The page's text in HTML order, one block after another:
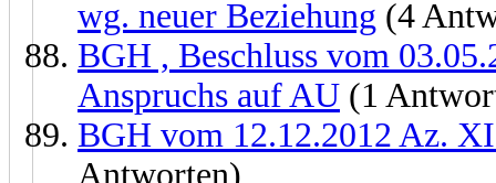
wg. neuer Beziehung (4
BGH , Beschluss vom
Anspruchs auf AU (1
BGH vom 12.12.2012 Az.
Antworten)